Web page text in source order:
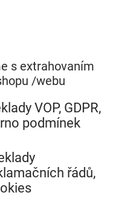
s extrahovaním
/webu
VOP, GDPR,
podmínek
řádů,